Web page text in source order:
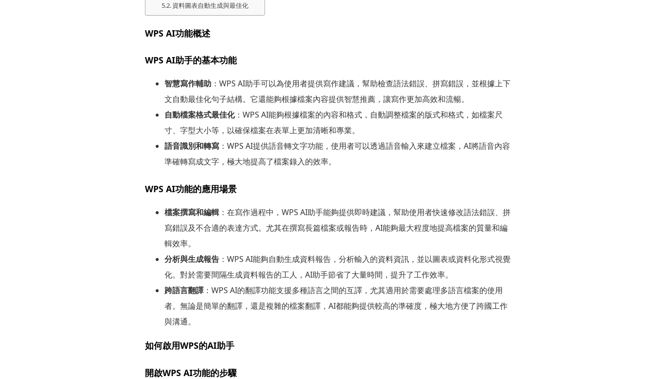
資料圖表自動生成與最佳化
WPS AI功能概述
WPS AI助手的基本功能
智慧寫作輔助 ：WPS AI助手可以為使用者提供寫作建議，幫助檢查語法錯誤、拼寫錯誤，並根據上下
文自動最佳化句子結構。它還能夠根據檔案內容提供智慧推薦，讓寫作更加高效和流暢。
自動檔案格式最佳化：WPS AI能夠根據檔案的內容和格式，自動調整檔案的版式和格式，如檔案尺
寸、字型大小等，以確保檔案在表單上更加清晰和專業。
語音識別和轉寫 ：WPS AI提供語音轉文字功能，使用者可以透過語音輸入來建立檔案，AI將語音內容
準確轉寫成文字，極大地提高了檔案錄入的效率。
WPS AI功能的應用場景
檔案撰寫和編輯 ：在寫作過程中，WPS AI助手能夠提供即時建議，幫助使用者快速修改語法錯誤、拼
寫錯誤及不合適的表達方式。尤其在撰寫長篇檔案或報告時，AI能夠最大程度地提高檔案的質量和編
輯效率。
分析與生成報告 ：WPS AI能夠自動生成資料報告，分析輸入的資料資訊，並以圖表或資料化形式視覺
化。對於需要間隔生成資料報告的工人，AI助手節省了大量時間，提升了工作效率。
跨語言翻譯 ：WPS AI的翻譯功能支援多種語言之間的互譯，尤其適用於需要處理多語言檔案的使用
者。無論是簡單的翻譯，還是複雜的檔案翻譯，AI都能夠提供較高的準確度，極大地方便了跨國工作
與溝通。
如何啟用WPS的AI助手
開啟WPS AI功能的步驟